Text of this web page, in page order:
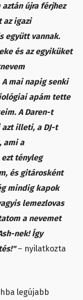
újra férjhez
az igazi
együtt vannak.
és az egyiküket
A mai napig senki
apám tette
A Daren-t
azt illeti, a DJ-t
ami a
tényleg
és gitárosként
mindig kapok
lemezlovas
a nevemet
nek! Így
– nyilatkozta
legújabb